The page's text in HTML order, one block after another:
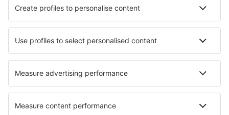
Le migliori sistemazioni - zone
Pernottamenti sulla Costa da Morte Pernottamenti a Maiorca
Pernottamenti sulla Costa Verde Pernottamenti a Tenerife